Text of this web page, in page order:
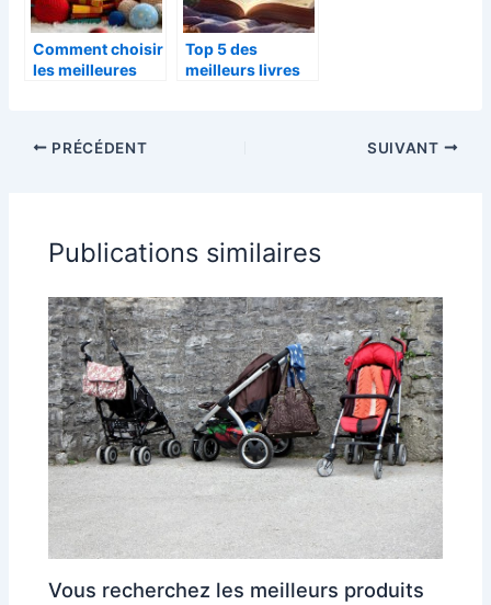
Comment choisir
les meilleures
Top 5 des
meilleurs livres
PRÉCÉDENT SUIVANT
Publications similaires
Vous recherchez les meilleurs produits